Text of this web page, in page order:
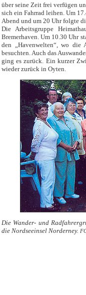
über seine Zeit frei verfügen
sich ein Fahrrad leihen. Um
Abend und um 20 Uhr folgte
Die Arbeitsgruppe
Bremerhaven. Um 10.30 Uhr
den „Havenwelten“, wo die
besuchten. Auch das
ging es zurück. Ein kurzer
wieder zurück in Oyten.
Die Wander- und
die Nordseeinsel Norderney.